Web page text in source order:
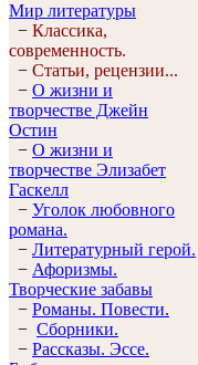
Мир литературы
− Классика,
современность.
− Статьи, рецензии...
− О жизни и
творчестве Джейн
Остин
− О жизни и
творчестве Элизабет
Гaскелл
− Уголок любовного
романа.
− Литературный герой.
− Афоризмы.
Творческие забавы
− Романы. Повести.
− Сборники.
− Рассказы. Эссe.